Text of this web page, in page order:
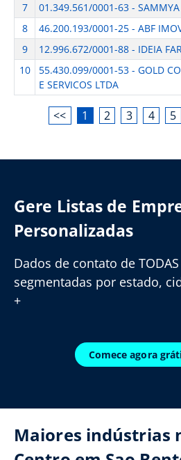
7
01.349.561/0001-63 -
8
46.200.193/0001-25 - ABF
9
12.996.672/0001-88 - IDEIA
10
55.430.099/0001-53 - GOLD
E SERVICOS LTDA
<< 1 2 3 4 5
Gere Listas de
Personalizadas
Dados de contato de
segmentadas por estado,
+
Comece agora
Maiores indústrias